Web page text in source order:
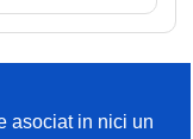
asociat in nici un